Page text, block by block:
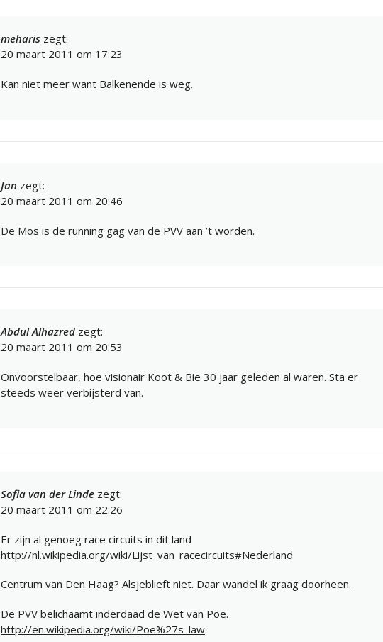
meharis zegt:
20 maart 2011 om 17:23
Kan niet meer want Balkenende is weg.
Jan zegt:
20 maart 2011 om 20:46
De Mos is de running gag van de PVV aan ’t worden.
Abdul Alhazred zegt:
20 maart 2011 om 20:53
Onvoorstelbaar, hoe visionair Koot & Bie 30 jaar geleden al waren. Sta er
steeds weer verbijsterd van.
Sofia van der Linde zegt:
20 maart 2011 om 22:26
Er zijn al genoeg race circuits in dit land
http://nl.wikipedia.org/wiki/Lijst_van_racecircuits#Nederland
Centrum van Den Haag? Alsjeblieft niet. Daar wandel ik graag doorheen.
De PVV belichaamt inderdaad de Wet van Poe.
http://en.wikipedia.org/wiki/Poe%27s_law